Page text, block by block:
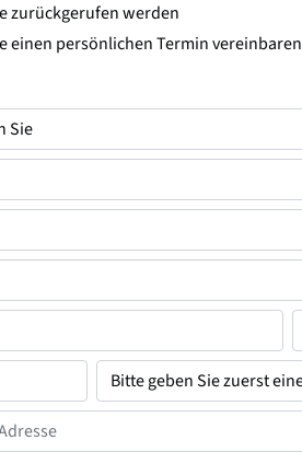
zurückgerufen werden
einen persönlichen Termin vereinbaren